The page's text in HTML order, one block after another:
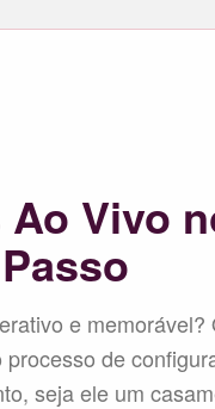
Vivo
e
de
seja ele um